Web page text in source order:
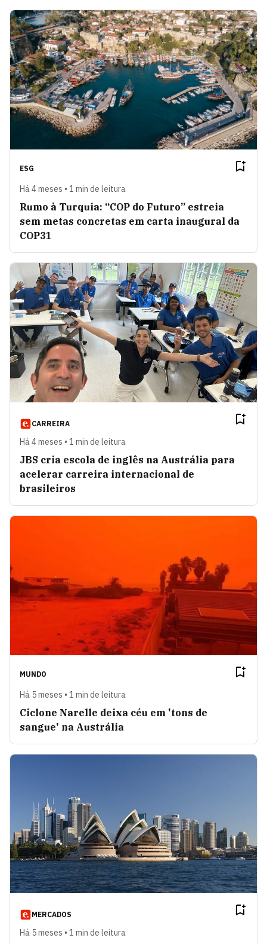
ESG
Há 4 meses • 1 min de leitura
Rumo à Turquia: “COP do Futuro” estreia
sem metas concretas em carta inaugural da
COP31
CARREIRA
Há 4 meses • 1 min de leitura
JBS cria escola de inglês na Austrália para
acelerar carreira internacional de
brasileiros
MUNDO
Há 5 meses • 1 min de leitura
Ciclone Narelle deixa céu em 'tons de
sangue' na Austrália
MERCADOS
Há 5 meses • 1 min de leitura